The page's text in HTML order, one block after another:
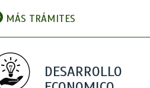
MÁS TRÁMITES
DESARROLLO